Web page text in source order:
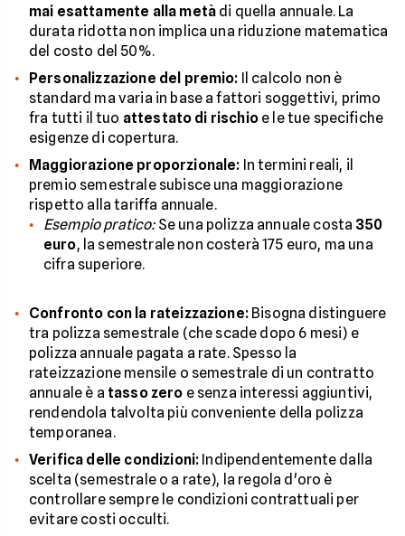
mai esattamente alla metà di quella annuale. La
durata ridotta non implica una riduzione matematica
del costo del 50%.
Personalizzazione del premio: Il calcolo non è
standard ma varia in base a fattori soggettivi, primo
fra tutti il tuo attestato di rischioe le tue specifiche
esigenze di copertura.
Maggiorazione proporzionale: In termini reali, il
premio semestrale subisce una maggiorazione
rispetto alla tariffa annuale.
Esempio pratico:Se una polizza annuale costa 350
euro, la semestrale non costerà 175 euro, ma una
cifra superiore.
Confronto con la rateizzazione:Bisogna distinguere
tra polizza semestrale (che scade dopo 6 mesi) e
polizza annuale pagata a rate. Spesso la
rateizzazione mensile o semestrale di un contratto
annuale è a tasso zero e senza interessi aggiuntivi,
rendendola talvolta più conveniente della polizza
temporanea.
Verifica delle condizioni: Indipendentemente dalla
scelta (semestrale o a rate), la regola d'oro è
controllare sempre le condizioni contrattuali per
evitare costi occulti.